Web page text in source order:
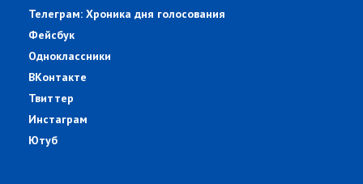
Телеграм: Хроника дня голосования
Фейсбук
Одноклассники
ВКонтакте
Твиттер
Инстаграм
Ютуб